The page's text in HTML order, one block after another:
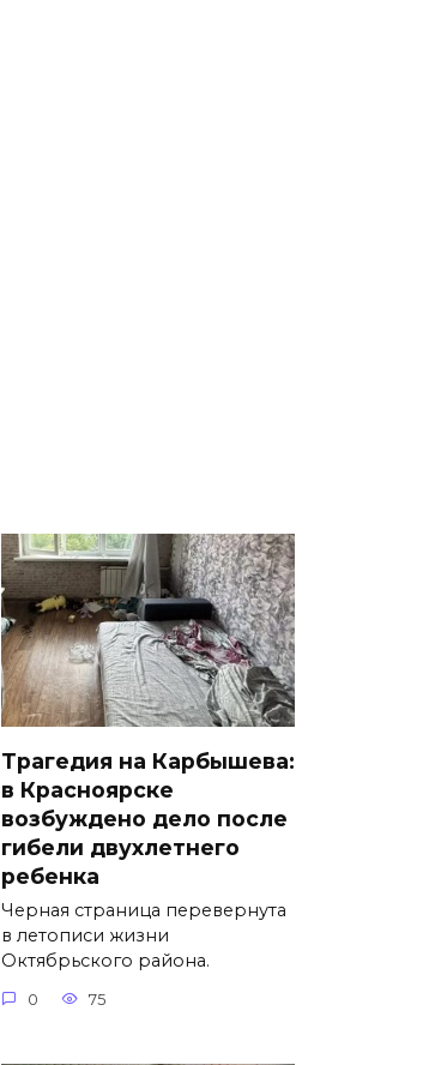
Трагедия на Карбышева:
в Красноярске
возбуждено дело после
гибели двухлетнего
ребенка
Черная страница перевернута
в летописи жизни
Октябрьского района.
0 75